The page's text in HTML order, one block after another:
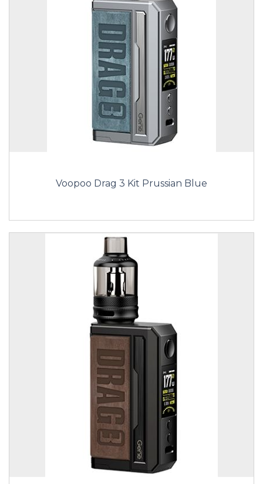
Voopoo Drag 3 Kit Prussian Blue